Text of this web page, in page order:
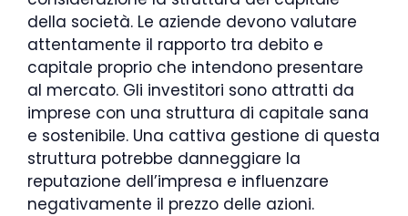
della società. Le aziende devono valutare
attentamente il rapporto tra debito e
capitale proprio che intendono presentare
al mercato. Gli investitori sono attratti da
imprese con una struttura di capitale sana
e sostenibile. Una cattiva gestione di questa
struttura potrebbe danneggiare la
reputazione dell’impresa e influenzare
negativamente il prezzo delle azioni.